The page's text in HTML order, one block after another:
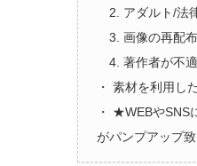
2. アダルト/法
3. 画像の再配
4. 著作者が不
・ 素材を利用し
・ ★WEBやSNS
がパンプアップ致